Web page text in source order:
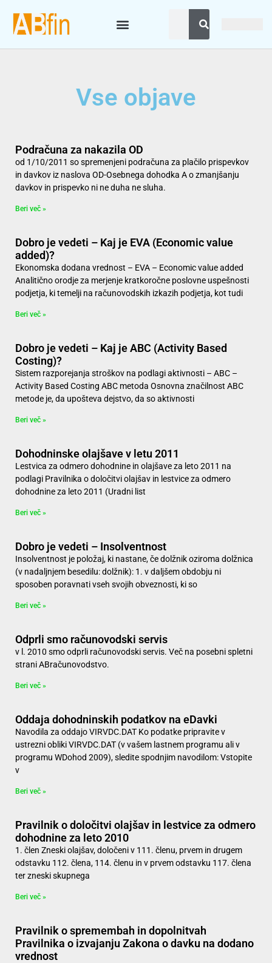
Vse objave
Podračuna za nakazila OD
od 1/10/2011 so spremenjeni podračuna za plačilo prispevkov
in davkov iz naslova OD-Osebnega dohodka A o zmanjšanju
davkov in prispevko ni ne duha ne sluha.
Beri več »
Dobro je vedeti – Kaj je EVA (Economic value
added)?
Ekonomska dodana vrednost – EVA – Economic value added
Analitično orodje za merjenje kratkoročne poslovne uspešnosti
podjetja, ki temelji na računovodskih izkazih podjetja, kot tudi
Beri več »
Dobro je vedeti – Kaj je ABC (Activity Based
Costing)?
Sistem razporejanja stroškov na podlagi aktivnosti – ABC –
Activity Based Costing ABC metoda Osnovna značilnost ABC
metode je, da upošteva dejstvo, da so aktivnosti
Beri več »
Dohodninske olajšave v letu 2011
Lestvica za odmero dohodnine in olajšave za leto 2011 na
podlagi Pravilnika o določitvi olajšav in lestvice za odmero
dohodnine za leto 2011 (Uradni list
Beri več »
Dobro je vedeti – Insolventnost
Insolventnost je položaj, ki nastane, če dolžnik oziroma dolžnica
(v nadaljnjem besedilu: dolžnik): 1. v daljšem obdobju ni
sposoben poravnati vseh svojih obveznosti, ki so
Beri več »
Odprli smo računovodski servis
v l. 2010 smo odprli računovodski servis. Več na posebni spletni
strani ABračunovodstvo.
Beri več »
Oddaja dohodninskih podatkov na eDavki
Navodila za oddajo VIRVDC.DAT Ko podatke pripravite v
ustrezni obliki VIRVDC.DAT (v vašem lastnem programu ali v
programu WDohod 2009), sledite spodnjim navodilom: Vstopite
v
Beri več »
Pravilnik o določitvi olajšav in lestvice za odmero
dohodnine za leto 2010
1. člen Zneski olajšav, določeni v 111. členu, prvem in drugem
odstavku 112. člena, 114. členu in v prvem odstavku 117. člena
ter zneski skupnega
Beri več »
Pravilnik o spremembah in dopolnitvah
Pravilnika o izvajanju Zakona o davku na dodano
vrednost